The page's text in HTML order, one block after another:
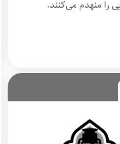
را منهدم می‌کنند.